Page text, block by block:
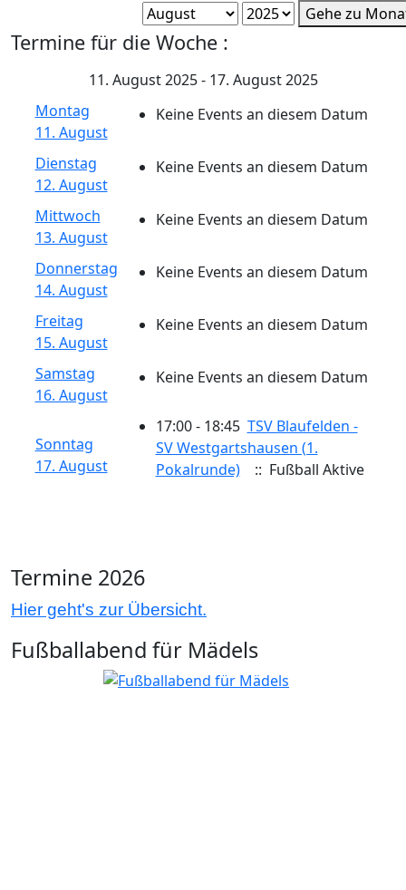
Gehe zu
Termine für die Woche :
11. August 2025 - 17. August 2025
Montag
11. August
Keine Events an diesem Datum
Dienstag
12. August
Keine Events an diesem Datum
Mittwoch
13. August
Keine Events an diesem Datum
Donnerstag
14. August
Keine Events an diesem Datum
Freitag
15. August
Keine Events an diesem Datum
Samstag
16. August
Keine Events an diesem Datum
Sonntag
17. August
17:00 - 18:45 TSV Blaufelden -
SV Westgartshausen (1.
Pokalrunde)
:: Fußball Aktive
Termine 2026
Hier geht's zur Übersicht.
Fußballabend für Mädels